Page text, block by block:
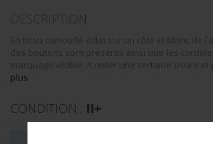
DESCRIPTION
En tissu camouflé éclat sur un côté et blanc de
des boutons sont présents ainsi que les
marquage visible. A noter une certaine usure et
plus
CONDITION : II+